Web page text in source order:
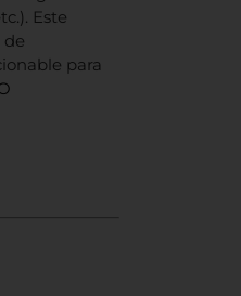
Este
de
para